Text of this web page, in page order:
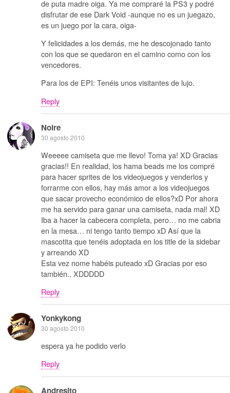
de puta madre oiga. Ya me compraré la PS3 y podré
disfrutar de ese Dark Void -aunque no es un juegazo,
es un juego por la cara, oiga-
Y felicidades a los demás, me he descojonado tanto
con los que se quedaron en el camino como con los
vencedores.
Para los de EPI: Tenéis unos visitantes de lujo.
Reply
Noire
30 agosto 2010
Weeeee camiseta que me llevo! Toma ya! XD Gracias
gracias!! En realidad, los hama beads me los compré
para hacer sprites de los videojuegos y venderlos y
forrarme con ellos, hay más amor a los videojuegos
que sacar provecho económico de ellos?xD Por ahora
me ha servido para ganar una camiseta, nada mal! XD
Iba a hacer la cabecera completa, pero… no me cabria
en la mesa… ni tengo tanto tiempo xD Así que la
mascotita que tenéis adoptada en los title de la sidebar
y arreando XD
Esta vez nome habéis puteado xD Gracias por eso
también.. XDDDDD
Reply
Yonkykong
30 agosto 2010
espera ya he podido verlo
Reply
Andresito